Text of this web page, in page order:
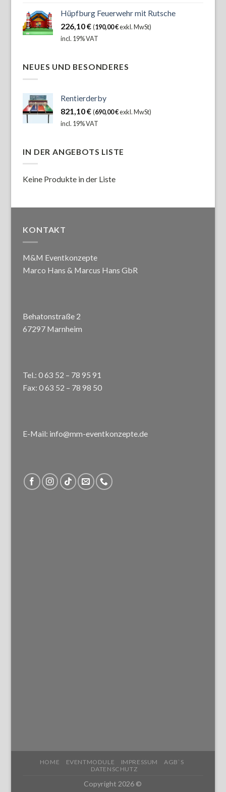
Hüpfburg Feuerwehr mit Rutsche
226,10€ (190,00€exkl. MwSt)
incl. 19% VAT
NEUES UND BESONDERES
Rentierderby
821,10€ (690,00€exkl. MwSt)
incl. 19% VAT
IN DER ANGEBOTS LISTE
Keine Produkte in der Liste
KONTAKT
M&M Eventkonzepte
Marco Hans & Marcus Hans GbR
Behatonstraße 2
67297 Marnheim
Tel.: 0 63 52 – 78 95 91
Fax: 0 63 52 – 78 98 50
E-Mail: info@mm-eventkonzepte.de
HOME EVENTMODULE IMPRESSUM
AGB`S
DATENSCHUTZ
Copyright 2026 ©